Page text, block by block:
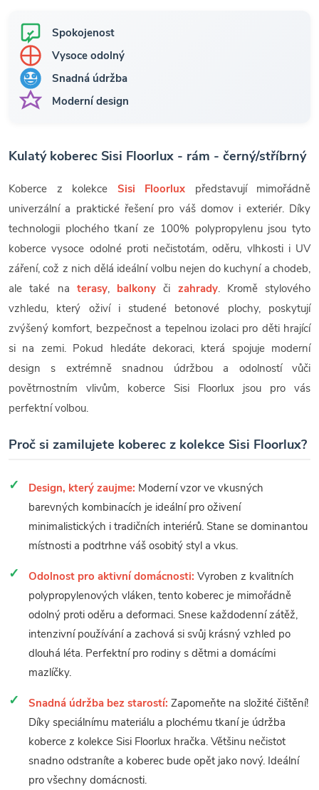
Spokojenost
Vysoce odolný
Snadná údržba
Moderní design
Kulatý koberec Sisi Floorlux - rám - černý/stříbrný
Koberce z kolekce Sisi Floorlux představují mimořádně
univerzální a praktické řešení pro váš domov i exteriér. Díky
technologii plochého tkaní ze 100% polypropylenu jsou tyto
koberce vysoce odolné proti nečistotám, oděru, vlhkosti i UV
záření, což z nich dělá ideální volbu nejen do kuchyní a chodeb,
ale také na terasy, balkony či zahrady. Kromě stylového
vzhledu, který oživí i studené betonové plochy, poskytují
zvýšený komfort, bezpečnost a tepelnou izolaci pro děti hrající
si na zemi. Pokud hledáte dekoraci, která spojuje moderní
design s extrémně snadnou údržbou a odolností vůči
povětrnostním vlivům, koberce Sisi Floorlux jsou pro vás
perfektní volbou.
Proč si zamilujete koberec z kolekce Sisi Floorlux?
Design, který zaujme: Moderní vzor ve vkusných
barevných kombinacích je ideální pro oživení
minimalistických i tradičních interiérů. Stane se dominantou
místnosti a podtrhne váš osobitý styl a vkus.
Odolnost pro aktivní domácnosti: Vyroben z kvalitních
polypropylenových vláken, tento koberec je mimořádně
odolný proti oděru a deformaci. Snese každodenní zátěž,
intenzivní používání a zachová si svůj krásný vzhled po
dlouhá léta. Perfektní pro rodiny s dětmi a domácími
mazlíčky.
Snadná údržba bez starostí: Zapomeňte na složité čištění!
Díky speciálnímu materiálu a plochému tkaní je údržba
koberce z kolekce Sisi Floorlux hračka. Většinu nečistot
snadno odstraníte a koberec bude opět jako nový. Ideální
pro všechny domácnosti.